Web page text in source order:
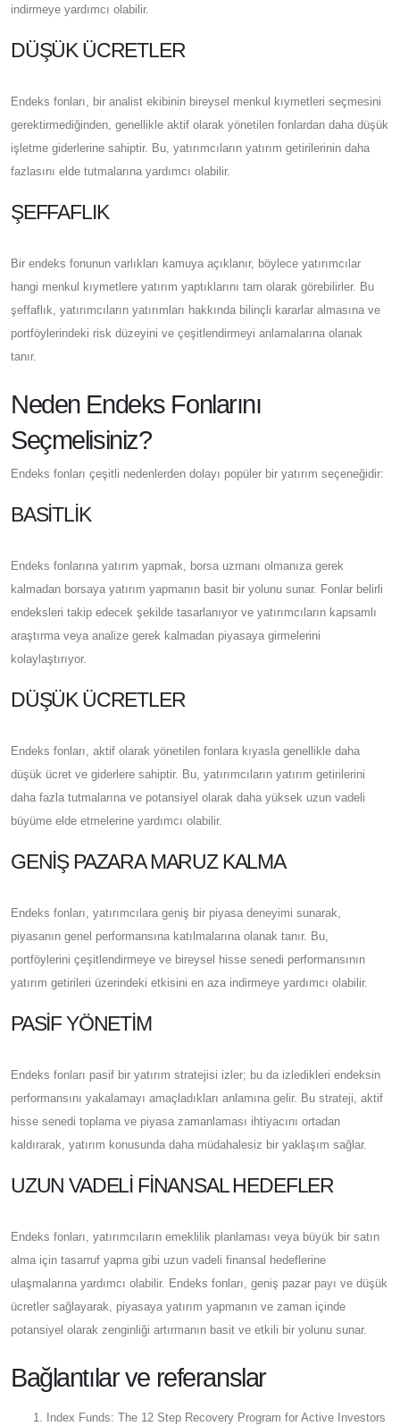
indirmeye yardımcı olabilir.
DÜŞÜK ÜCRETLER
Endeks fonları, bir analist ekibinin bireysel menkul kıymetleri seçmesini
gerektirmediğinden, genellikle aktif olarak yönetilen fonlardan daha düşük
işletme giderlerine sahiptir. Bu, yatırımcıların yatırım getirilerinin daha
fazlasını elde tutmalarına yardımcı olabilir.
ŞEFFAFLIK
Bir endeks fonunun varlıkları kamuya açıklanır, böylece yatırımcılar
hangi menkul kıymetlere yatırım yaptıklarını tam olarak görebilirler. Bu
şeffaflık, yatırımcıların yatırımları hakkında bilinçli kararlar almasına ve
portföylerindeki risk düzeyini ve çeşitlendirmeyi anlamalarına olanak
tanır.
Neden Endeks Fonlarını
Seçmelisiniz?
Endeks fonları çeşitli nedenlerden dolayı popüler bir yatırım seçeneğidir:
BASITLIK
Endeks fonlarına yatırım yapmak, borsa uzmanı olmanıza gerek
kalmadan borsaya yatırım yapmanın basit bir yolunu sunar. Fonlar belirli
endeksleri takip edecek şekilde tasarlanıyor ve yatırımcıların kapsamlı
araştırma veya analize gerek kalmadan piyasaya girmelerini
kolaylaştırıyor.
DÜŞÜK ÜCRETLER
Endeks fonları, aktif olarak yönetilen fonlara kıyasla genellikle daha
düşük ücret ve giderlere sahiptir. Bu, yatırımcıların yatırım getirilerini
daha fazla tutmalarına ve potansiyel olarak daha yüksek uzun vadeli
büyüme elde etmelerine yardımcı olabilir.
GENIŞ PAZARA MARUZ KALMA
Endeks fonları, yatırımcılara geniş bir piyasa deneyimi sunarak,
piyasanın genel performansına katılmalarına olanak tanır. Bu,
portföylerini çeşitlendirmeye ve bireysel hisse senedi performansının
yatırım getirileri üzerindeki etkisini en aza indirmeye yardımcı olabilir.
PASIF YÖNETIM
Endeks fonları pasif bir yatırım stratejisi izler; bu da izledikleri endeksin
performansını yakalamayı amaçladıkları anlamına gelir. Bu strateji, aktif
hisse senedi toplama ve piyasa zamanlaması ihtiyacını ortadan
kaldırarak, yatırım konusunda daha müdahalesiz bir yaklaşım sağlar.
UZUN VADELI FINANSAL HEDEFLER
Endeks fonları, yatırımcıların emeklilik planlaması veya büyük bir satın
alma için tasarruf yapma gibi uzun vadeli finansal hedeflerine
ulaşmalarına yardımcı olabilir. Endeks fonları, geniş pazar payı ve düşük
ücretler sağlayarak, piyasaya yatırım yapmanın ve zaman içinde
potansiyel olarak zenginliği artırmanın basit ve etkili bir yolunu sunar.
Bağlantılar ve referanslar
Index Funds: The 12 Step Recovery Program for Active Investors